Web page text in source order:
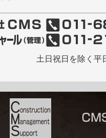
土日祝日を除く